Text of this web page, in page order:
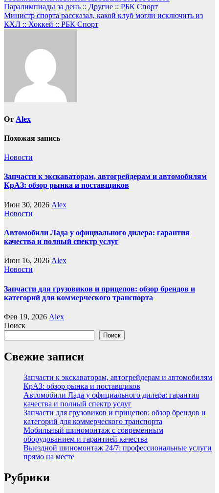
по
записям
Паралимпиады за день :: Другие :: РБК Спорт
Министр спорта рассказал, какой клуб могли исключить из
КХЛ :: Хоккей :: РБК Спорт
От Alex
Похожая запись
Новости
Запчасти к экскаваторам, автогрейдерам и автомобилям
КрАЗ: обзор рынка и поставщиков
Июн 30, 2026 Alex
Новости
Автомобили Лада у официального дилера: гарантия
качества и полный спектр услуг
Июн 16, 2026 Alex
Новости
Запчасти для грузовиков и прицепов: обзор брендов и
категорий для коммерческого транспорта
Фев 19, 2026 Alex
Поиск
Поиск
Свежие записи
Запчасти к экскаваторам, автогрейдерам и автомобилям
КрАЗ: обзор рынка и поставщиков
Автомобили Лада у официального дилера: гарантия
качества и полный спектр услуг
Запчасти для грузовиков и прицепов: обзор брендов и
категорий для коммерческого транспорта
Мобильный шиномонтаж с современным
оборудованием и гарантией качества
Выездной шиномонтаж 24/7: профессиональные услуги
прямо на месте
Рубрики